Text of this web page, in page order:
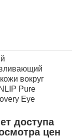
вокруг
Pure
Eye
доступа
цен